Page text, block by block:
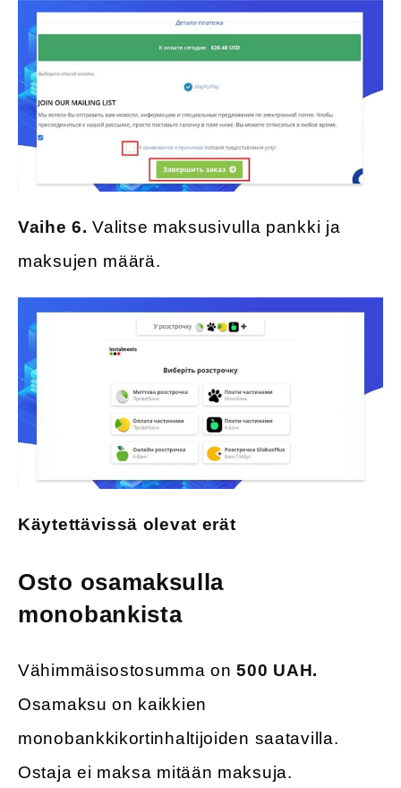
Vaihe 6. Valitse maksusivulla pankki ja
maksujen määrä.
Käytettävissä olevat erät
Osto osamaksulla
monobankista
Vähimmäisostosumma on500 UAH.
Osamaksu on kaikkien
monobankkikortinhaltijoiden saatavilla.
Ostaja ei maksa mitään maksuja.